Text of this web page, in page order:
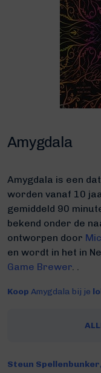
Amygdala
Amygdala is een
worden vanaf 10
gemiddeld 90
bekend onder de
ontworpen door
en wordt in het in
Game Brewer. .
Koop Amygdala bij je
Steun Spellenbunker